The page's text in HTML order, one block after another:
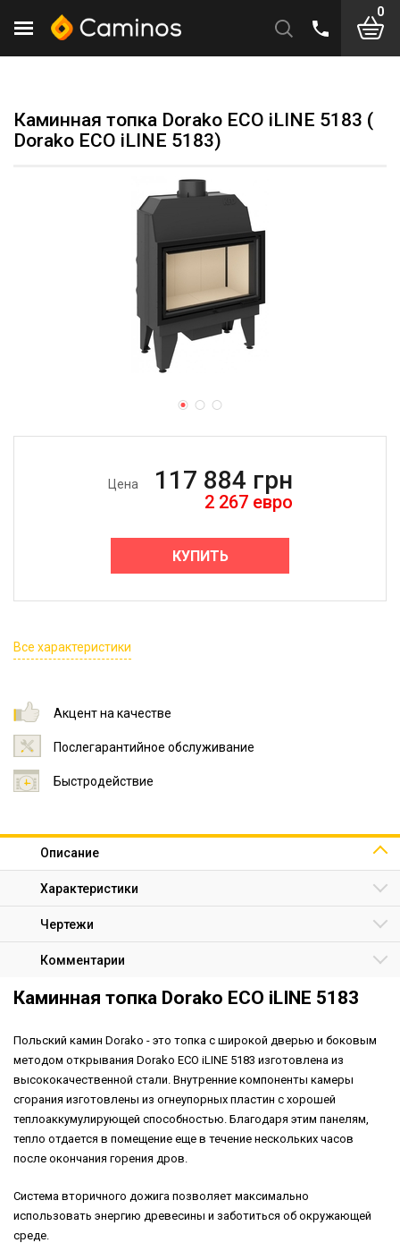
0
Каминная топка Dorako ECO iLINE 5183 (
Dorako ECO iLINE 5183)
Цена 117 884 грн
2 267 евро
КУПИТЬ
Все характеристики
Акцент на качестве
Послегарантийное обслуживание
Быстродействие
Описание
Характеристики
Чертежи
Комментарии
Каминная топка Dorako ECO iLINE 5183
Польский камин Dorako - это топка с широкой дверью и боковым
методом открывания Dorako ECO iLINE 5183 изготовлена ​​из
высококачественной стали. Внутренние компоненты камеры
сгорания изготовлены из огнеупорных пластин с хорошей
теплоаккумулирующей способностью. Благодаря этим панелям,
тепло отдается в помещение еще в течение нескольких часов
после окончания горения дров.
Система вторичного дожига позволяет максимально
использовать энергию древесины и заботиться об окружающей
среде.